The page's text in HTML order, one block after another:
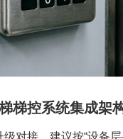
梯控系统集成架
级对接，建议按“设备